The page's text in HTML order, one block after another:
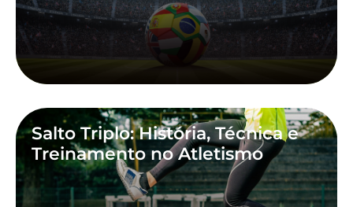
Salto Triplo: História, Técnica e
Treinamento no Atletismo